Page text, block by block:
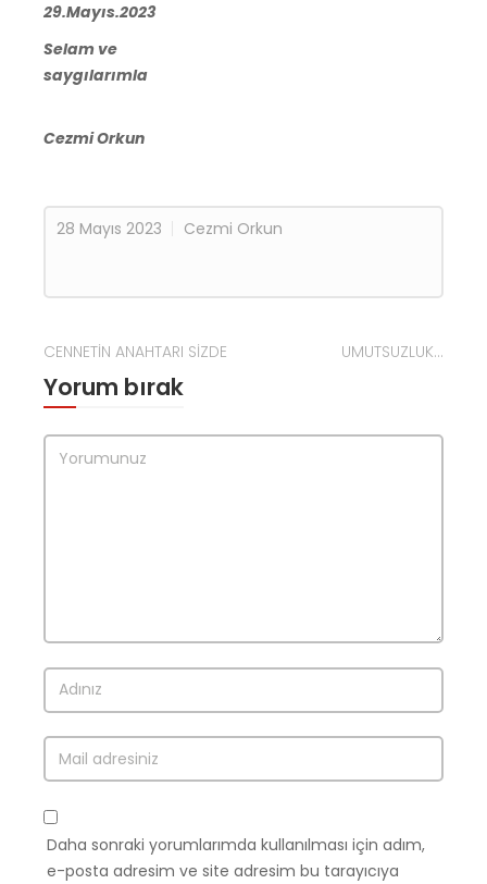
29.Mayıs.2023
Selam ve
saygılarımla
Cezmi Orkun
28 Mayıs 2023 Cezmi Orkun
CENNETİN ANAHTARI SİZDE UMUTSUZLUK…
Yorum bırak
Daha sonraki yorumlarımda kullanılması için adım,
e-posta adresim ve site adresim bu tarayıcıya